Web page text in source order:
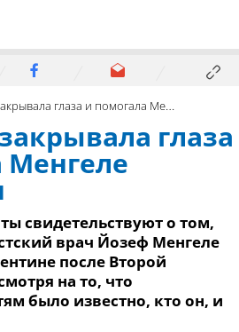
глаза и помогала Менгеле скрываться
глаза
Менгеле
свидетельствуют о том,
врач Йозеф Менгеле
после Второй
на то, что
было известно, кто он, и